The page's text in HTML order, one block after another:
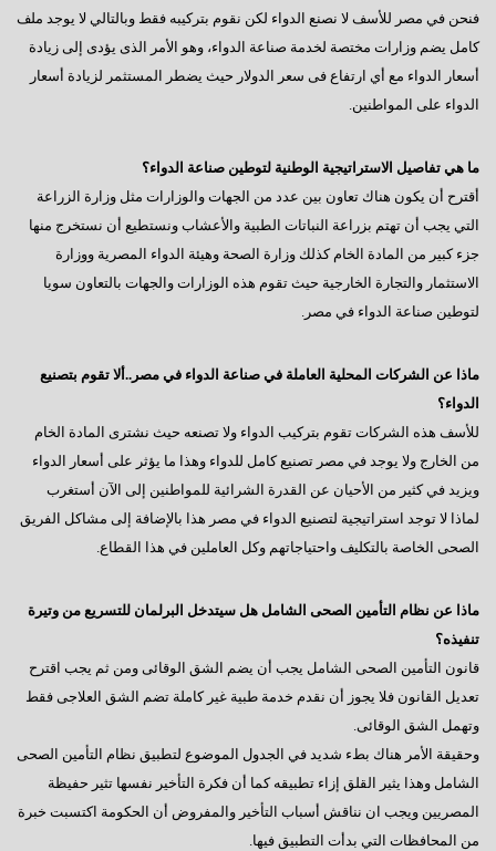
فنحن في مصر للأسف لا نصنع الدواء لكن نقوم بتركيبه فقط وبالتالي لا يوجد ملف
كامل يضم وزارات مختصة لخدمة صناعة الدواء، وهو الأمر الذى يؤدى إلى زيادة
أسعار الدواء مع أي ارتفاع فى سعر الدولار حيث يضطر المستثمر لزيادة أسعار
الدواء على المواطنين.
ما هي تفاصيل الاستراتيجية الوطنية لتوطين صناعة الدواء؟
أقترح أن يكون هناك تعاون بين عدد من الجهات والوزارات مثل وزارة الزراعة
التي يجب أن تهتم بزراعة النباتات الطبية والأعشاب ونستطيع أن نستخرج منها
جزء كبير من المادة الخام كذلك وزارة الصحة وهيئة الدواء المصرية ووزارة
الاستثمار والتجارة الخارجية حيث تقوم هذه الوزارات والجهات بالتعاون سويا
لتوطين صناعة الدواء في مصر.
ماذا عن الشركات المحلية العاملة في صناعة الدواء في مصر..ألا تقوم بتصنيع
الدواء؟
للأسف هذه الشركات تقوم بتركيب الدواء ولا تصنعه حيث نشترى المادة الخام
من الخارج ولا يوجد في مصر تصنيع كامل للدواء وهذا ما يؤثر على أسعار الدواء
ويزيد في كثير من الأحيان عن القدرة الشرائية للمواطنين إلى الآن أستغرب
لماذا لا توجد استراتيجية لتصنيع الدواء في مصر هذا بالإضافة إلى مشاكل الفريق
الصحى الخاصة بالتكليف واحتياجاتهم وكل العاملين في هذا القطاع.
ماذا عن نظام التأمين الصحى الشامل هل سيتدخل البرلمان للتسريع من وتيرة
تنفيذه؟
قانون التأمين الصحى الشامل يجب أن يضم الشق الوقائى ومن ثم يجب اقترح
تعديل القانون فلا يجوز أن نقدم خدمة طبية غير كاملة تضم الشق العلاجى فقط
وتهمل الشق الوقائى.
وحقيقة الأمر هناك بطء شديد في الجدول الموضوع لتطبيق نظام التأمين الصحى
الشامل وهذا يثير القلق إزاء تطبيقه كما أن فكرة التأخير نفسها تثير حفيظة
المصريين ويجب ان نناقش أسباب التأخير والمفروض أن الحكومة اكتسبت خبرة
من المحافظات التي بدأت التطبيق فيها.